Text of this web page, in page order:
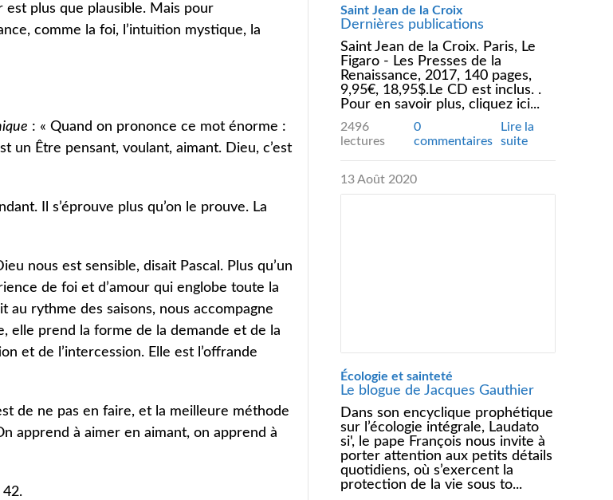
est plus que plausible. Mais pour
comme la foi, l’intuition mystique, la
: « Quand on prononce ce mot énorme :
un Être pensant, voulant, aimant. Dieu, c’est
Il s’éprouve plus qu’on le prouve. La
nous est sensible, disait Pascal. Plus qu’un
de foi et d’amour qui englobe toute la
au rythme des saisons, nous accompagne
elle prend la forme de la demande et de la
et de l’intercession. Elle est l’offrande
de ne pas en faire, et la meilleure méthode
apprend à aimer en aimant, on apprend à
42.
Saint Jean de la Croix
Dernières publications
Saint Jean de la Croix. Paris, Le
Figaro - Les Presses de la
Renaissance, 2017, 140 pages,
9,95€, 18,95$.Le CD est inclus. .
Pour en savoir plus, cliquez ici...
2496
lectures
0
commentaires
Lire la
suite
13 Août 2020
Écologie et sainteté
Le blogue de Jacques Gauthier
Dans son encyclique prophétique
sur l’écologie intégrale, Laudato
si', le pape François nous invite à
porter attention aux petits détails
quotidiens, où s’exercent la
protection de la vie sous to...